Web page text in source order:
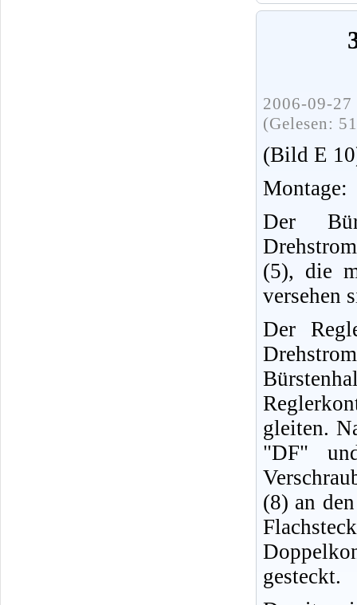
2006-09-
(Gelesen:
(Bild E
Montage:
Der
(5), die
versehen
Der
gleiten.
"DF"
(8) an
gesteckt.